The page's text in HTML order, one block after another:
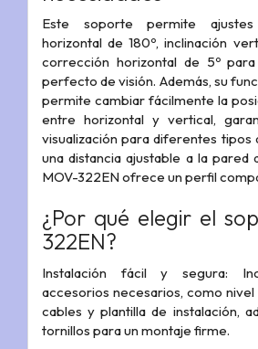
Este soporte permite
horizontal de 180º, inclinación
corrección horizontal de 5º
perfecto de visión. Además, su
permite cambiar fácilmente la
entre horizontal y vertical,
visualización para diferentes tipos
una distancia ajustable a la pared
MOV-322EN ofrece un perfil
¿Por qué elegir el
322EN?
Instalación fácil y segura:
accesorios necesarios, como
cables y plantilla de instalación,
tornillos para un montaje firme.